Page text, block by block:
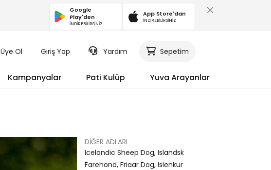
Google
Play'den
İNDİREBİLİRSİNİZ
App Store'dan
İNDİREBİLİRSİNİZ
Üye Ol Giriş Yap Yardım Sepetim
Kampanyalar Pati Kulüp Yuva Arayanlar
DIĞER ADLARI
Icelandic Sheep Dog, Islandsk
Farehond, Friaar Dog, Islenkur